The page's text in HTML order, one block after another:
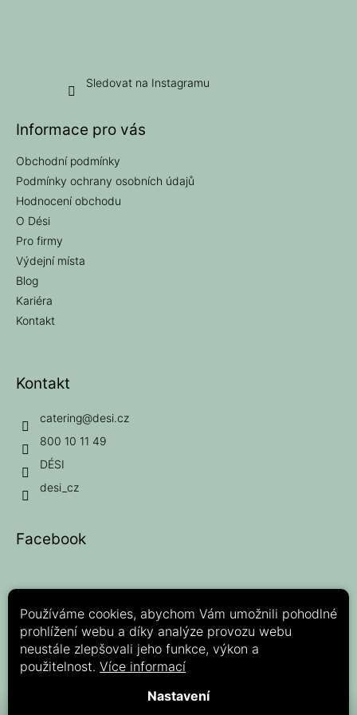
Používáme cookies, abychom Vám umožnili pohodlné
prohlížení webu a díky analýze provozu webu
neustále zlepšovali jeho funkce, výkon a
použitelnost. Více informací
Nastavení
Sledovat na Instagramu
Informace pro vás
Obchodní podmínky
Podmínky ochrany osobních údajů
Hodnocení obchodu
O Dési
Pro firmy
Výdejní místa
Blog
Kariéra
Kontakt
Kontakt
catering@desi.cz
800 10 11 49
DÉSI
desi_cz
Facebook
Možnosti platby: